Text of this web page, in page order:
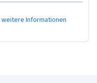
weitere Informationen